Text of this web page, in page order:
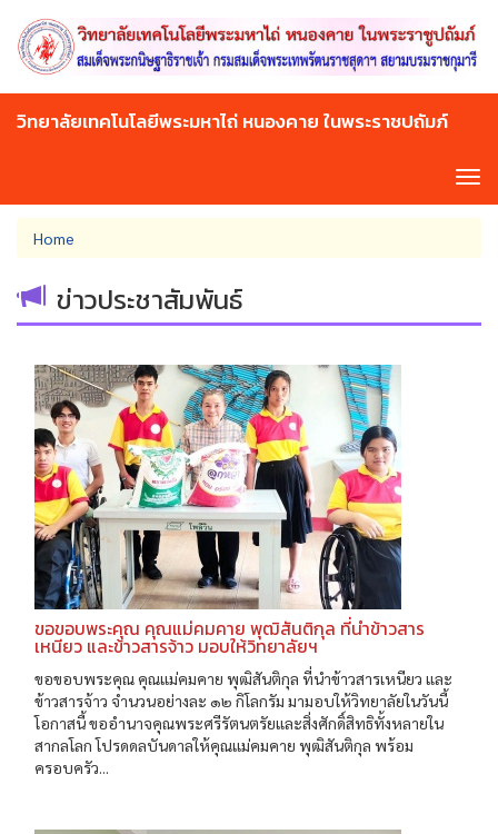
main
content
วิทยาลัยเทคโนโลยีพระมหาไถ่ หนองคาย ในพระราชปถัมภ์
You
are
here
Home
ข่าวประชาสัมพันธ์
ขอขอบพระคุณ คุณแม่คมคาย พุฒิสันติกุล ที่นำข้าวสาร
เหนียว และข้าวสารจ้าว มอบให้วิทยาลัยฯ
ขอขอบพระคุณ คุณแม่คมคาย พุฒิสันติกุล ที่นำข้าวสารเหนียว และ
ข้าวสารจ้าว จำนวนอย่างละ ๑๒ กิโลกรัม มามอบให้วิทยาลัยในวันนี้
โอกาสนี้ ขออำนาจคุณพระศรีรัตนตรัยและสิ่งศักดิ์สิทธิทั้งหลายใน
สากลโลก โปรดดลบันดาลให้คุณแม่คมคาย พุฒิสันติกุล พร้อม
ครอบครัว...